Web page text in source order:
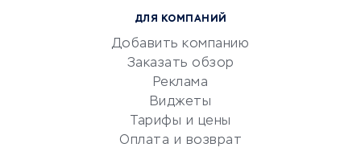
Бухгалтерия онлайн
ДЛЯ КОМПАНИЙ
Добавить компанию
Заказать обзор
Реклама
Виджеты
Тарифы и цены
Оплата и возврат